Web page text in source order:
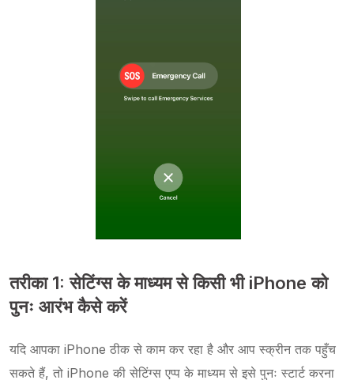
तरीका 1: सेटिंग्स के माध्यम से किसी भी iPhone को
पुनः आरंभ कैसे करें
यदि आपका iPhone ठीक से काम कर रहा है और आप स्क्रीन तक पहुँच
सकते हैं, तो iPhone की सेटिंग्स एप्प के माध्यम से इसे पुनः स्टार्ट करना